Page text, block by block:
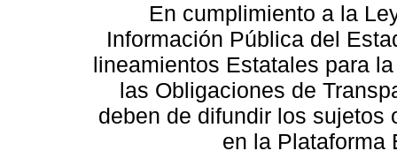
En cumplimiento a la
Información Pública del
lineamientos Estatales para
las Obligaciones de
deben de difundir los sujetos
en la Plataforma